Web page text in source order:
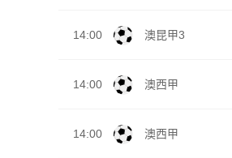
14:00 澳昆甲3
14:00 澳西甲
14:00 澳西甲